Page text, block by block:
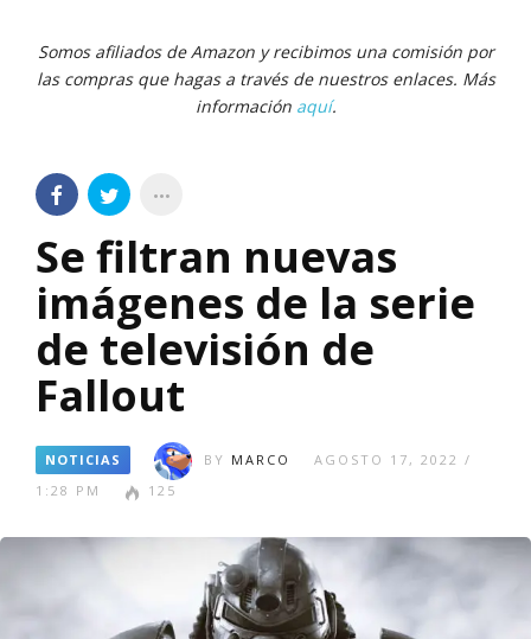
Somos afiliados de Amazon y recibimos una comisión por
las compras que hagas a través de nuestros enlaces. Más
información aquí.
Se filtran nuevas
imágenes de la serie
de televisión de
Fallout
NOTICIAS BY MARCO
AGOSTO 17, 2022 /
1:28 PM
125